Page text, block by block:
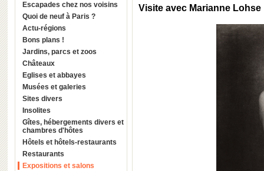
Escapades chez nos voisins
Quoi de neuf à Paris ?
Actu-régions
Bons plans !
Jardins, parcs et zoos
Châteaux
Eglises et abbayes
Musées et galeries
Sites divers
Insolites
Gîtes, hébergements divers et
chambres d'hôtes
Hôtels et hôtels-restaurants
Restaurants
Expositions et salons
Visite avec Marianne Lohse